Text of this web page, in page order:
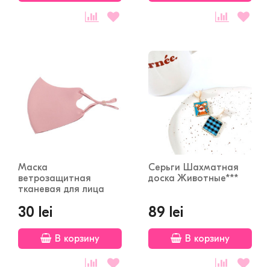
Маска
ветрозащитная
тканевая для лица
30 lei
В корзину
Серьги Шахматная
доска Животные***
89 lei
В корзину